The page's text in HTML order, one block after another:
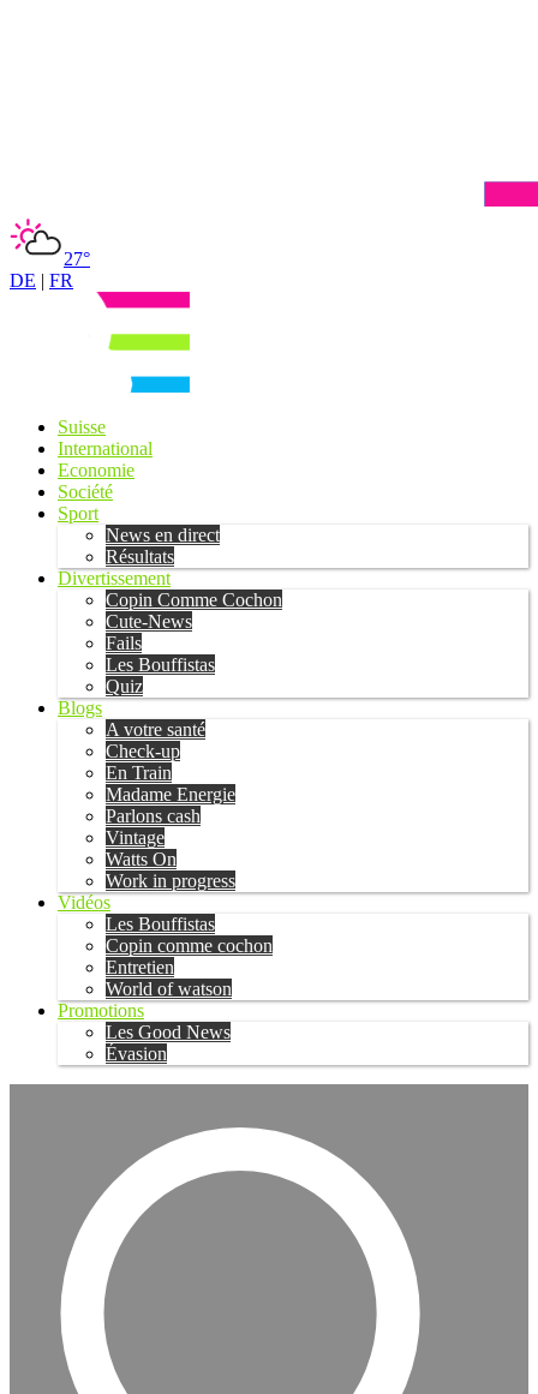
27°
DE | FR
Suisse
International
Economie
Société
Sport
News en direct
Résultats
Divertissement
Copin Comme Cochon
Cute-News
Fails
Les Bouffistas
Quiz
Blogs
A votre santé
Check-up
En Train
Madame Energie
Parlons cash
Vintage
Watts On
Work in progress
Vidéos
Les Bouffistas
Copin comme cochon
Entretien
World of watson
Promotions
Les Good News
Évasion